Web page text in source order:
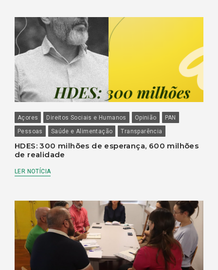
Açores Direitos Sociais e Humanos Opinião
PAN
Pessoas
Saúde e Alimentação Transparência
HDES: 300 milhões de esperança, 600 milhões
de realidade
LER NOTÍCIA